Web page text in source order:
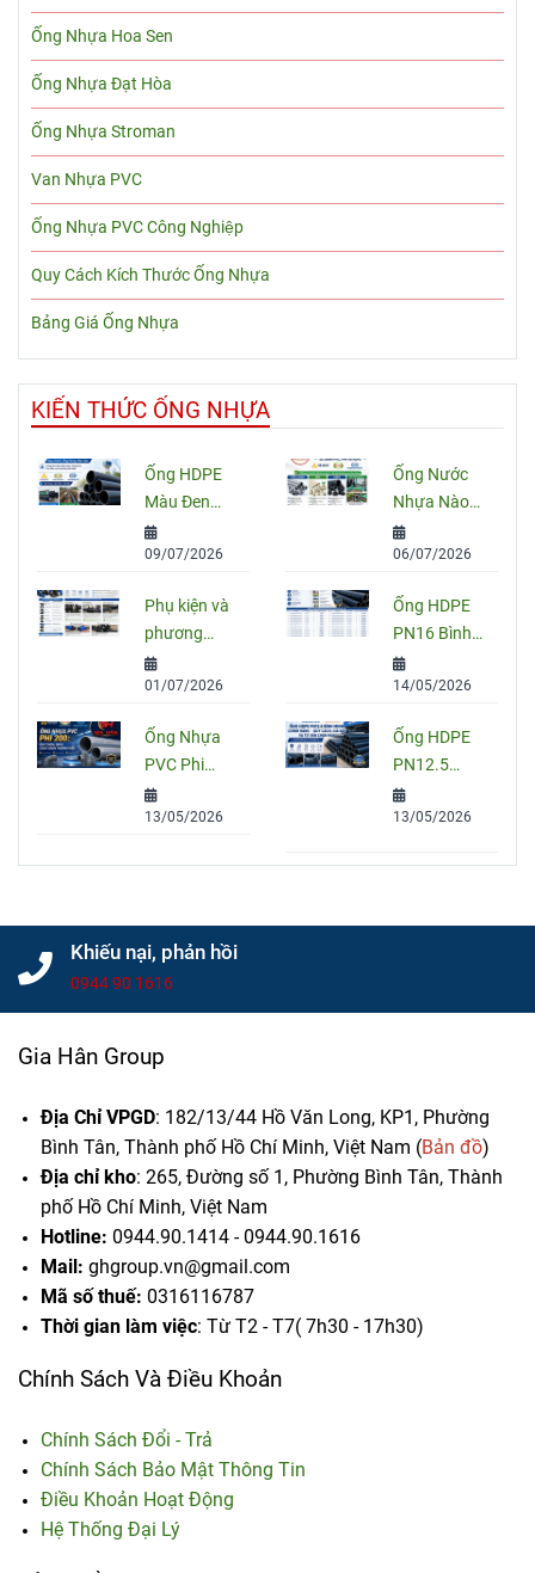
Ống Nhựa Hoa Sen
Ống Nhựa Đạt Hòa
Ống Nhựa Stroman
Van Nhựa PVC
Ống Nhựa PVC Công Nghiệp
Quy Cách Kích Thước Ống Nhựa
Bảng Giá Ống Nhựa
KIẾN THỨC ỐNG NHỰA
Ống HDPE
Màu Đen
Sọc Xanh:
Quy Cách,
Và Cách
Chọn Đúng
09/07/2026
Ống Nước
Nhựa Nào
Tốt Nhất
Hiện Nay?
PVC, PPR
Và HDPE
06/07/2026
Phụ kiện và
phương
pháp nối
ống HDPE
thuật
01/07/2026
Ống HDPE
PN16 Bình
Minh: Quy
Cách, Báo
Chọn Đúng
Cho Công
Trình
14/05/2026
Ống Nhựa
PVC Phi
200: Quy
Cách, Giá
Trình
13/05/2026
Ống HDPE
PN12.5
Bình Minh
Chính Hãng
Chọn Mua
13/05/2026
Khiếu nại, phản hồi
0944 90 1616
Gia Hân Group
Địa Chỉ VPGD: 182/13/44 Hồ Văn Long, KP1, Phường
Bình Tân, Thành phố Hồ Chí Minh, Việt Nam (Bản đồ)
Địa chỉ kho: 265, Đường số 1, Phường Bình Tân, Thành
phố Hồ Chí Minh, Việt Nam
Hotline: 0944.90.1414 - 0944.90.1616
Mail: ghgroup.vn@gmail.com
Mã số thuế: 0316116787
Thời gian làm việc: Từ T2 - T7( 7h30 - 17h30)
Chính Sách Và Điều Khoản
Chính Sách Đổi - Trả
Chính Sách Bảo Mật Thông Tin
Điều Khoản Hoạt Động
Hệ Thống Đại Lý